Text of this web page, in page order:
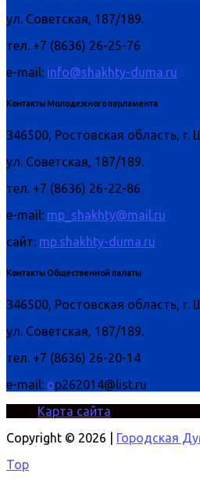
ул. Советская, 187/189.
тел. +7 (8636) 26-25-76
e-mail: info@shakhty-duma.ru
Контакты Молодежного парламента
346500, Ростовская область, г.
ул. Советская, 187/189.
тел. +7 (8636) 26-22-86
e-mail: mp_shakhty@mail.ru
сайт: mp.shakhty-duma.ru
Контакты Общественной палаты
346500, Ростовская область, г.
ул. Советская, 187/189.
тел. +7 (8636) 26-20-14
e-mail: op262014@list.ru
Карта сайта
Copyright © 2026 | Городская
Top